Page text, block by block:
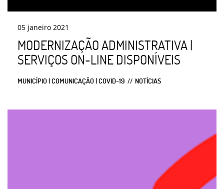
05 janeiro 2021
MODERNIZAÇÃO ADMINISTRATIVA |
SERVIÇOS ON-LINE DISPONÍVEIS
MUNICÍPIO | COMUNICAÇÃO | COVID-19 NOTÍCIAS